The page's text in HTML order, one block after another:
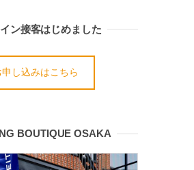
ン接客はじめました
申し込みはこちら
BOUTIQUE OSAKA